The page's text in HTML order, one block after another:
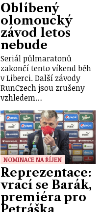
Oblíbený
olomoucký
závod letos
nebude
Seriál půlmaratonů
zakončí tento víkend běh
v Liberci. Další závody
RunCzech jsou zrušeny
vzhledem…
NOMINACE NA ŘÍJEN
Reprezentace:
vrací se Barák,
premiéra pro
Petráška